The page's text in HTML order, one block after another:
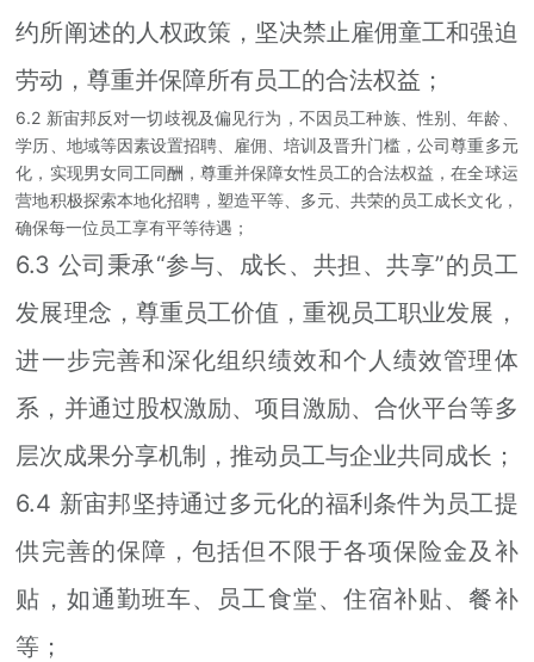
约所阐述的人权政策，坚决禁止雇佣童工和强迫
劳动，尊重并保障所有员工的合法权益；
6.2 新宙邦反对一切歧视及偏见行为，不因员工种族、性别、年龄、
学历、地域等因素设置招聘、雇佣、培训及晋升门槛，公司尊重多元
化，实现男女同工同酬，尊重并保障女性员工的合法权益，在全球运
营地积极探索本地化招聘，塑造平等、多元、共荣的员工成长文化，
确保每一位员工享有平等待遇；
6.3 公司秉承“参与、成长、共担、共享”的员工
发展理念，尊重员工价值，重视员工职业发展，
进一步完善和深化组织绩效和个人绩效管理体
系，并通过股权激励、项目激励、合伙平台等多
层次成果分享机制，推动员工与企业共同成长；
6.4 新宙邦坚持通过多元化的福利条件为员工提
供完善的保障，包括但不限于各项保险金及补
贴，如通勤班车、员工食堂、住宿补贴、餐补
等；